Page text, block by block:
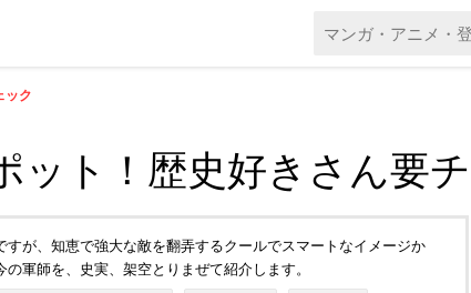
ック
ット！歴史好きさん要
が、知恵で強大な敵を翻弄するクールでスマートなイメージか
軍師を、史実、架空とりまぜて紹介します。